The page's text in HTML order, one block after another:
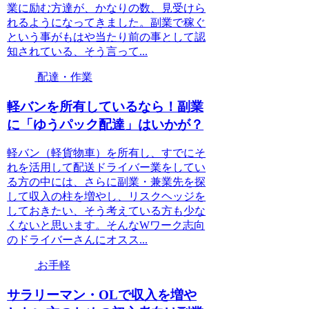
業に励む方達が、かなりの数、見受けら
れるようになってきました。副業で稼ぐ
という事がもはや当たり前の事として認
知されている、そう言って...
配達・作業
軽バンを所有しているなら！副業
に「ゆうパック配達」はいかが？
軽バン（軽貨物車）を所有し、すでにそ
れを活用して配送ドライバー業をしてい
る方の中には、さらに副業・兼業先を探
して収入の柱を増やし、リスクヘッジを
しておきたい、そう考えている方も少な
くないと思います。そんなWワーク志向
のドライバーさんにオスス...
お手軽
サラリーマン・OLで収入を増や